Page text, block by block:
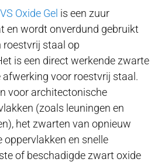
Oxide Gel is een zuur
en wordt onverdund gebruikt
staal op
is een direct werkende zwarte
voor roestvrij staal.
voor architectonische
(zoals leuningen en
het zwarten van opnieuw
en snelle
of beschadigde zwart oxide